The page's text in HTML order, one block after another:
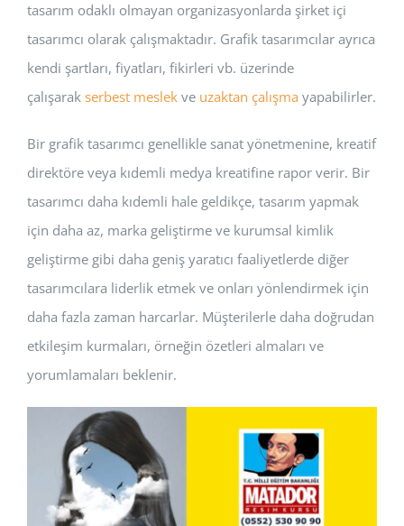
tasarım odaklı olmayan organizasyonlarda şirket içi
tasarımcı olarak çalışmaktadır. Grafik tasarımcılar ayrıca
kendi şartları, fiyatları, fikirleri vb. üzerinde
çalışarak serbest meslek ve uzaktan çalışma yapabilirler.
Bir grafik tasarımcı genellikle sanat yönetmenine, kreatif
direktöre veya kıdemli medya kreatifine rapor verir. Bir
tasarımcı daha kıdemli hale geldikçe, tasarım yapmak
için daha az, marka geliştirme ve kurumsal kimlik
geliştirme gibi daha geniş yaratıcı faaliyetlerde diğer
tasarımcılara liderlik etmek ve onları yönlendirmek için
daha fazla zaman harcarlar. Müşterilerle daha doğrudan
etkileşim kurmaları, örneğin özetleri almaları ve
yorumlamaları beklenir.